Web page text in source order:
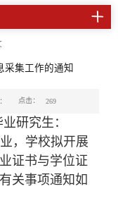
采集工作的通知
点击： 269
研究生：
，学校拟开展
证书与学位证
关事项通知如